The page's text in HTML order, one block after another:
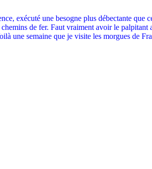
exécuté une besogne plus débectante
de fer. Faut vraiment avoir le
une semaine que je visite les morgues de